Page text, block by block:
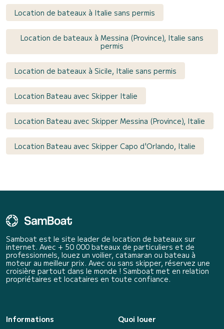
Location de bateaux à Italie sans permis
Location de bateaux à Messina (Province), Italie sans
permis
Location de bateaux à Sicile, Italie sans permis
Location Bateau avec Skipper Italie
Location Bateau avec Skipper Messina (Province), Italie
Location Bateau avec Skipper Capo d'Orlando, Italie
Samboat est le site leader de location de bateaux sur
internet. Avec + 50 000 bateaux de particuliers et de
professionnels, louez un voilier, catamaran ou bateau à
moteur au meilleur prix. Avec ou sans skipper, réservez une
croisière partout dans le monde ! Samboat met en relation
propriétaires et locataires en toute confiance.
Informations
Quoi louer